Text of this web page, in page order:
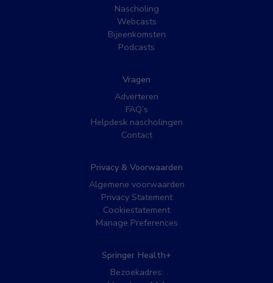
Nascholing
Webcasts
Bijeenkomsten
Podcasts
Vragen
Adverteren
FAQ’s
Helpdesk nascholingen
Contact
Privacy & Voorwaarden
Algemene voorwaarden
Privacy Statement
Cookiestatement
Manage Preferences
Springer Health+
Bezoekadres: